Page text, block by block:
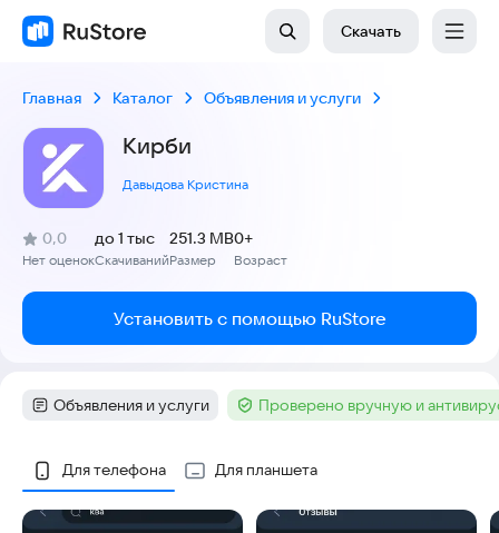
Скачать
Главная Каталог Объявления и услуги
Кирби
Давыдова Кристина
Рейтинг:
0,0
(
Нет оценок
)
Скачиваний
до 1 тыс
Размер
251.3 MB
Возраст
0+
Установить с помощью RuStore
Категория:
Объявления и услуги Тег :Проверено вручную и
Скриншоты
Для телефона Для планшета